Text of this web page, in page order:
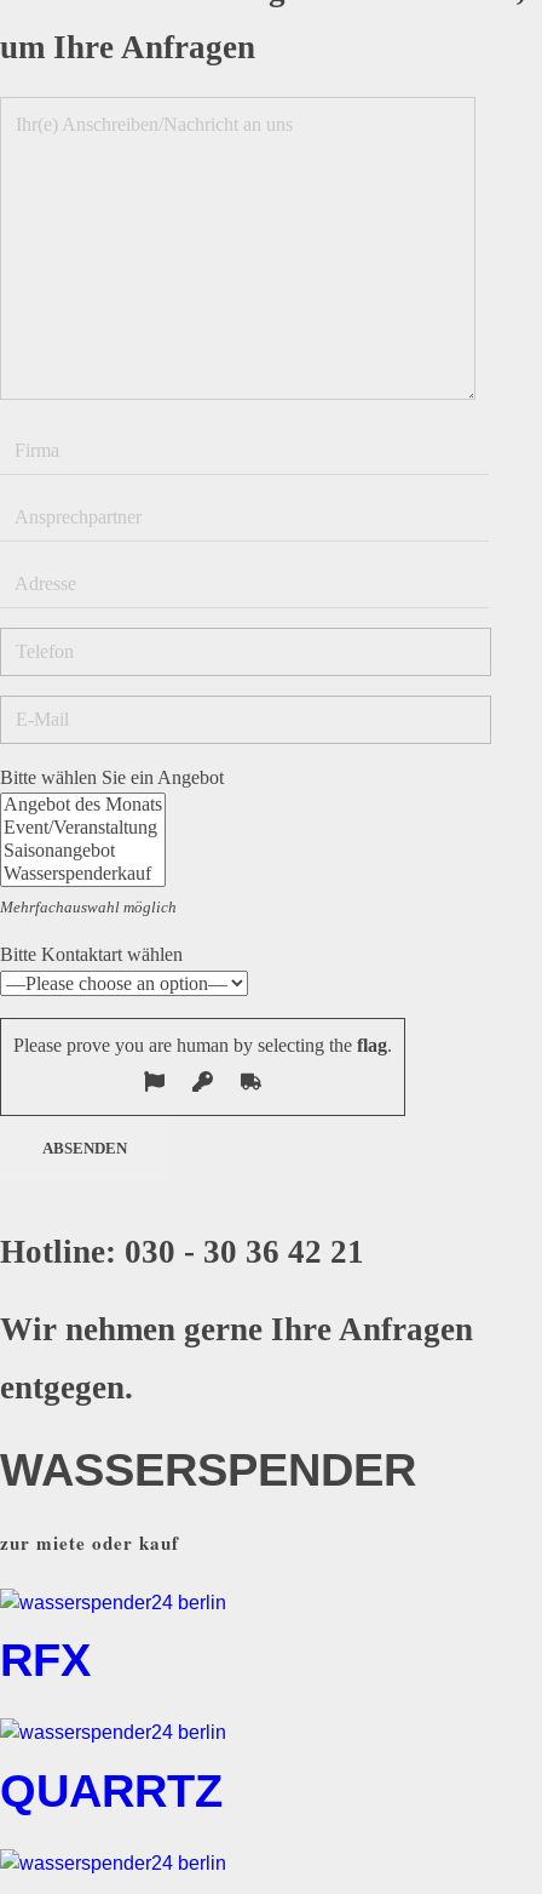
um Ihre Anfragen
Bitte wählen Sie ein Angebot
Mehrfachauswahl möglich
Bitte Kontaktart wählen
Please prove you are human by selecting the flag.
Hotline: 030 - 30 36 42 21
Wir nehmen gerne Ihre Anfragen
entgegen.
WASSERSPENDER
zur miete oder kauf
RFX
QUARRTZ